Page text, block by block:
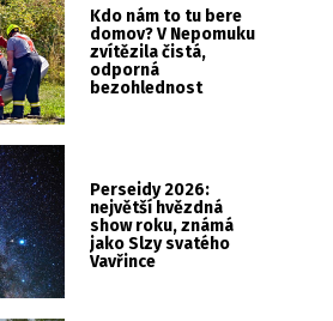
Kdo nám to tu bere
domov? V Nepomuku
zvítězila čistá,
odporná
bezohlednost
Perseidy 2026:
největší hvězdná
show roku, známá
jako Slzy svatého
Vavřince